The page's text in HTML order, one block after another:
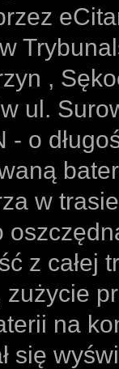
,
ul.
- o
w
z całej
zużycie
na
się